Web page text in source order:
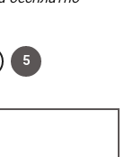
5